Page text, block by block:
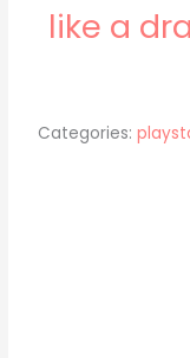
like a
Categories: